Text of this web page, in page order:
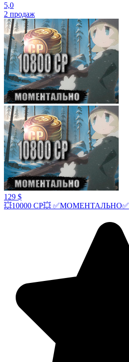
5,0
2 продаж
129 $
💥10000 СР💥 ✅МОМЕНТАЛЬНО✅